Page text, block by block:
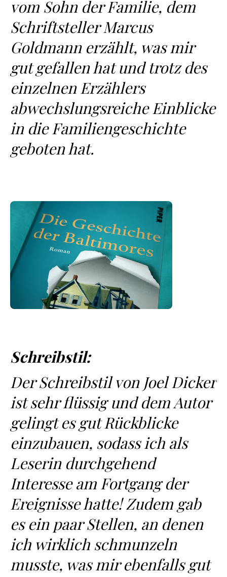
vom Sohn der Familie, dem
Schriftsteller Marcus
Goldmann erzählt, was mir
gut gefallen hat und trotz des
einzelnen Erzählers
abwechslungsreiche Einblicke
in die Familiengeschichte
geboten hat.
Schreibstil:
Der Schreibstil von Joel Dicker
ist sehr flüssig und dem Autor
gelingt es gut Rückblicke
einzubauen, sodass ich als
Leserin durchgehend
Interesse am Fortgang der
Ereignisse hatte! Zudem gab
es ein paar Stellen, an denen
ich wirklich schmunzeln
musste, was mir ebenfalls gut